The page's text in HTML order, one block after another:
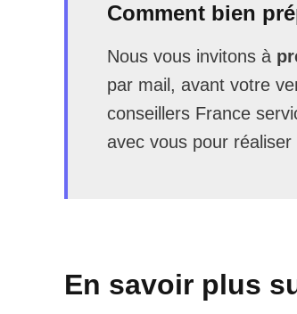
Comment bien
Nous vous invitons à
par mail, avant votre
conseillers France
avec vous pour
En savoir plus